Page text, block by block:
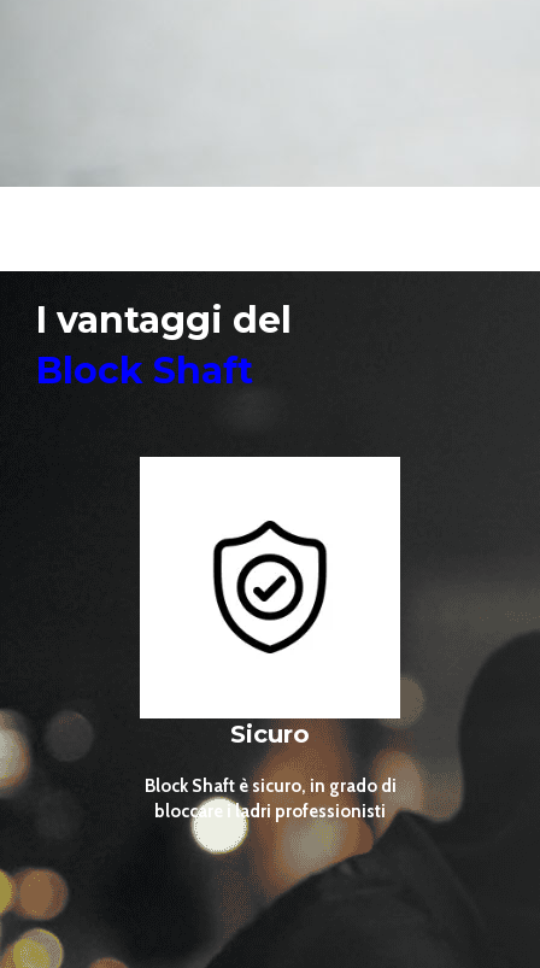
I vantaggi del
Sicuro
Block Shaft è sicuro, in grado di
bloccare i ladri professionisti